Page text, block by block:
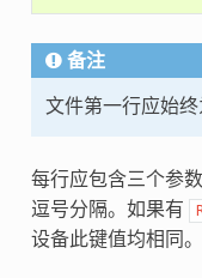
备注
文件第一行应始终
每行应包含三个参数
逗号分隔。如果有
设备此键值均相同。